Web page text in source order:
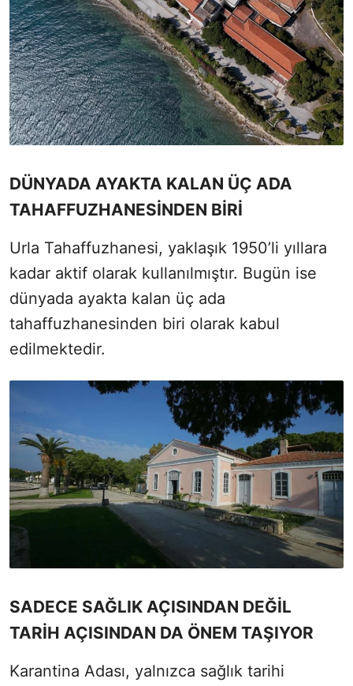
DÜNYADA AYAKTA KALAN ÜÇ ADA
TAHAFFUZHANESİNDEN BİRİ
Urla Tahaffuzhanesi, yaklaşık 1950’li yıllara
kadar aktif olarak kullanılmıştır. Bugün ise
dünyada ayakta kalan üç ada
tahaffuzhanesinden biri olarak kabul
edilmektedir.
SADECE SAĞLIK AÇISINDAN DEĞİL
TARİH AÇISINDAN DA ÖNEM TAŞIYOR
Karantina Adası, yalnızca sağlık tarihi